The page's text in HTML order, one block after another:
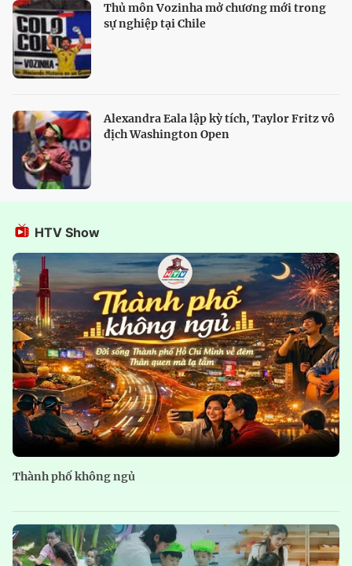
Thủ môn Vozinha mở chương mới trong
sự nghiệp tại Chile
Alexandra Eala lập kỳ tích, Taylor Fritz vô
địch Washington Open
HTV Show
Thành phố không ngủ